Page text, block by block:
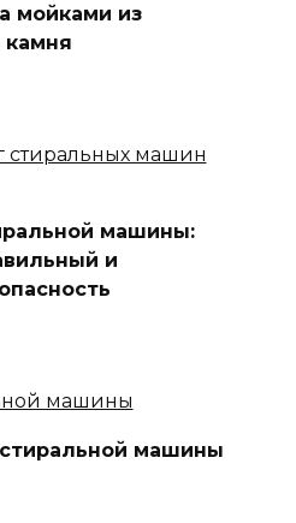
мойками из
камня
машины:
и
машины